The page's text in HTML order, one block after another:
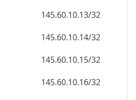
145.60.10.13/32
145.60.10.14/32
145.60.10.15/32
145.60.10.16/32